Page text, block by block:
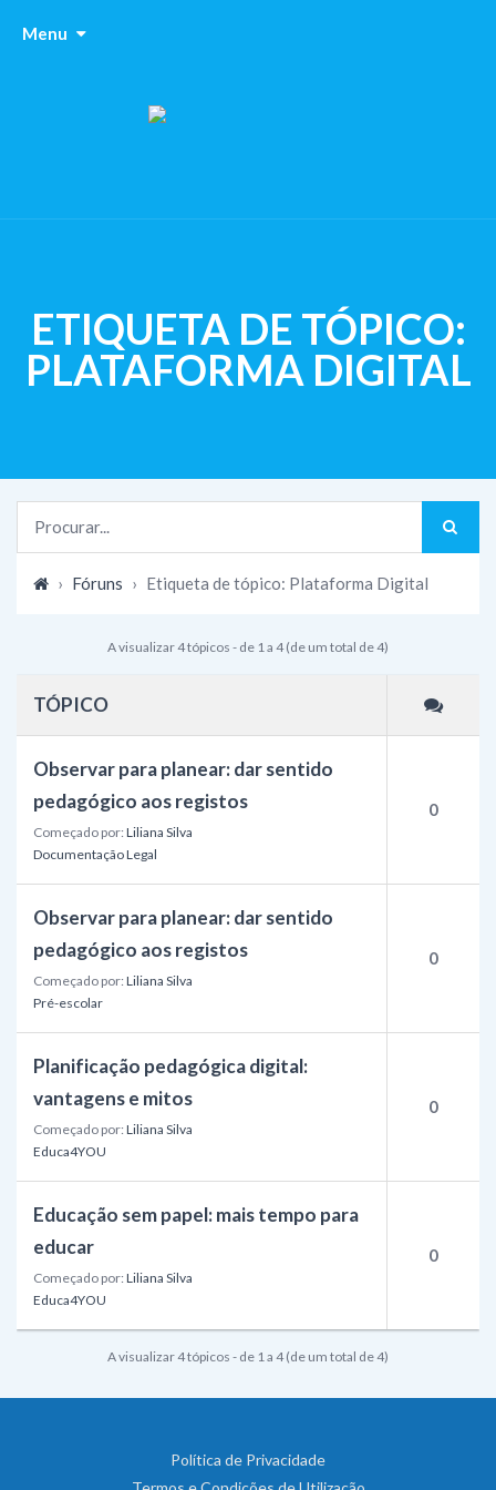
Menu
ETIQUETA DE TÓPICO:
PLATAFORMA DIGITAL
› Fóruns › Etiqueta de tópico: Plataforma Digital
A visualizar 4 tópicos - de 1 a 4 (de um total de 4)
TÓPICO
Observar para planear: dar sentido
pedagógico aos registos
Começado por: Liliana Silva
Documentação Legal
0
Observar para planear: dar sentido
pedagógico aos registos
Começado por: Liliana Silva
Pré-escolar
0
Planificação pedagógica digital:
vantagens e mitos
Começado por: Liliana Silva
Educa4YOU
0
Educação sem papel: mais tempo para
educar
Começado por: Liliana Silva
Educa4YOU
0
A visualizar 4 tópicos - de 1 a 4 (de um total de 4)
Política de Privacidade